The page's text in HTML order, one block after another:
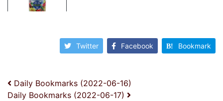
Twitter Facebook Bookmark
投稿ナビゲーション
Daily Bookmarks (2022-06-16)
Daily Bookmarks (2022-06-17)